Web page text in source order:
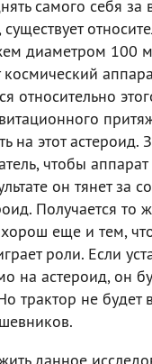
самого себя за
диаметром 100
относительно
на этот астероид.
чтобы
он тянет за
Получается то
хорош еще и тем,
роли. Если
на астероид, он
трактор не будет
данное